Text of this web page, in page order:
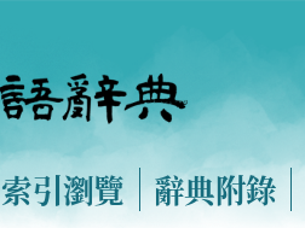
索引瀏覽 辭典附錄